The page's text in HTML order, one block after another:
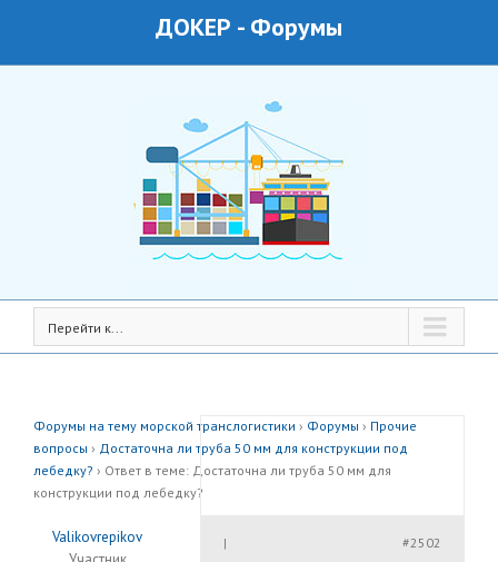
ДОКЕР - Форумы
Перейти к...
Форумы на тему морской транслогистики › Форумы › Прочие
вопросы › Достаточна ли труба 50 мм для конструкции под
лебедку? › Ответ в теме: Достаточна ли труба 50 мм для
конструкции под лебедку?
Valikovrepikov
#2502
|